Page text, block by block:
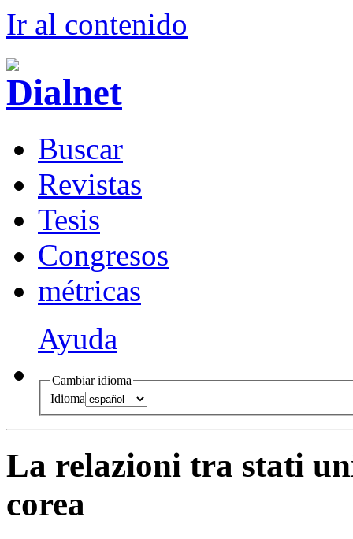
Ir al contenido
Buscar
Revistas
Tesis
Congresos
métricas
Ayuda
Cambiar idioma
Idioma
La relazioni tra stati
corea